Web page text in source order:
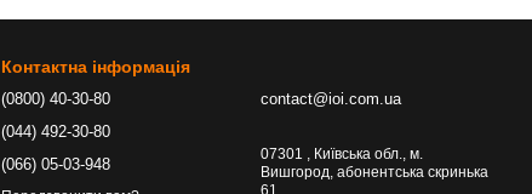
Контактна інформація
(0800) 40-30-80
(044) 492-30-80
(066) 05-03-948
contact@ioi.com.ua
07301 , Київська обл., м.
Вишгород, абонентська скринька
61